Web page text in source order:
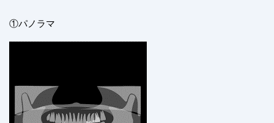
①パノラマ